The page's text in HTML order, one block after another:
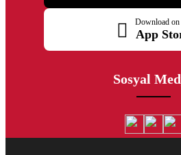
Download on
App
Sosyal